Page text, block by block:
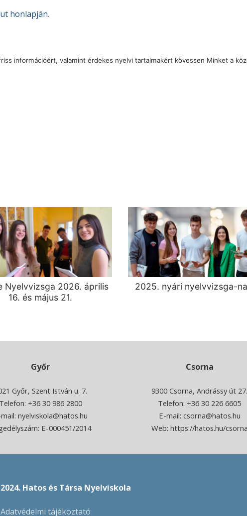
honlapján.
információért, valamint érdekes nyelvi tartalmakért kövessen Minket a
Nyelvvizsga 2026. április
16. és május 21.
2025. nyári nyelvvizsga-
Győr
Győr, Szent István u. 7.
Telefon: +36 30 986 2800
nyelviskola@hatos.hu
E-000451/2014
Csorna
9300 Csorna, Andrássy út 27.
Telefon:+36 30 226 6605
E-mail: csorna@hatos.hu
Web: https://hatos.hu/csorna
2024. Hatos és Társa Nyelviskola
Adatvédelmi tájékoztató